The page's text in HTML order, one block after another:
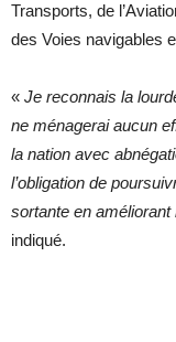
Transports, de
des Voies navigables
« Je reconnais la
ne ménagerai aucun
la nation avec
l’obligation de
sortante en
indiqué.